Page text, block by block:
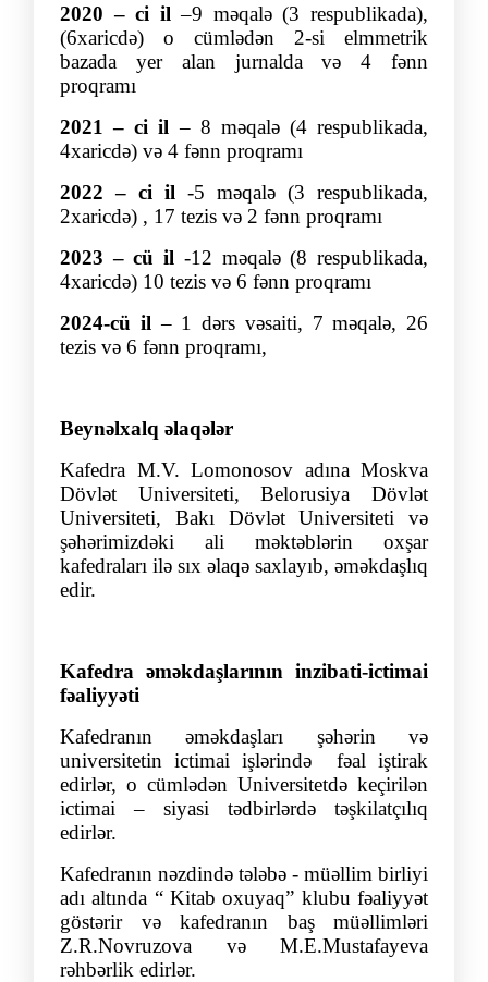
2020 – ci il–9 məqalə (3 respublikada),
(6xaricdə) o cümlədən 2-si elmmetrik
bazada yer alan jurnaldavə4 fənn
proqramı
2021 – ci il – 8 məqalə (4 respublikada,
4xaricdə) və 4 fənn proqramı
2022 – ci il -5 məqalə (3 respublikada,
2xaricdə) , 17 tezis və 2 fənn proqramı
2023 – cü il -12 məqalə (8 respublikada,
4xaricdə) 10 tezis və 6 fənn proqramı
2024-cü il – 1 dərs vəsaiti, 7 məqalə, 26
tezis və 6 fənn proqramı,
Beynəlxalq əlaqələr
Kafedra M.V. Lomonosov adına Moskva
Dövlət Universiteti, Belorusiya Dövlət
Universiteti, Bakı Dövlət Universiteti və
şəhərimizdəki ali məktəblərin oxşar
kafedraları ilə sıx əlaqə saxlayıb, əməkdaşlıq
edir.
Kafedra əməkdaşlarının inzibati-ictimai
fəaliyyəti
Kafedranın əməkdaşları şəhərin və
universitetin ictimai işlərində
fəal iştirak
edirlər, o cümlədən Universitetdə keçirilən
ictimai – siyasi tədbirlərdə təşkilatçılıq
edirlər.
Kafedranın nəzdində tələbə - müəllim birliyi
adı altında “ Kitab oxuyaq” klubu fəaliyyət
göstərir və kafedranın baş müəllimləri
Z.R.Novruzova və M.E.Mustafayeva
rəhbərlik edirlər.